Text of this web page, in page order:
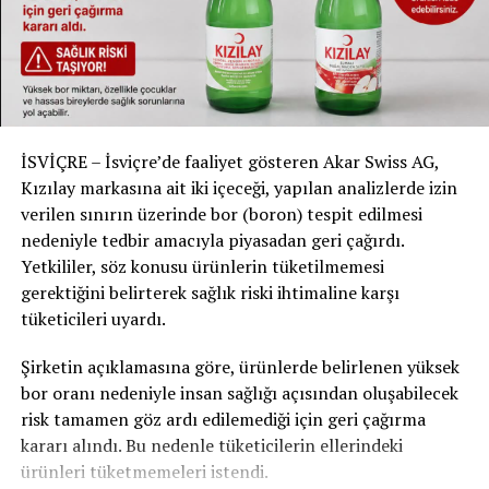
İSVİÇRE – İsviçre’de faaliyet gösteren Akar Swiss AG,
Kızılay markasına ait iki içeceği, yapılan analizlerde izin
verilen sınırın üzerinde bor (boron) tespit edilmesi
nedeniyle tedbir amacıyla piyasadan geri çağırdı.
Yetkililer, söz konusu ürünlerin tüketilmemesi
gerektiğini belirterek sağlık riski ihtimaline karşı
tüketicileri uyardı.
Şirketin açıklamasına göre, ürünlerde belirlenen yüksek
bor oranı nedeniyle insan sağlığı açısından oluşabilecek
risk tamamen göz ardı edilemediği için geri çağırma
kararı alındı. Bu nedenle tüketicilerin ellerindeki
ürünleri tüketmemeleri istendi.